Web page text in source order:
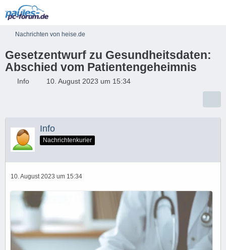
Nachrichten von heise.de
Gesetzentwurf zu Gesundheitsdaten:
Abschied vom Patientengeheimnis
Info 10. August 2023 um 15:34
Info
Nachrichtenkurier
10. August 2023 um 15:34